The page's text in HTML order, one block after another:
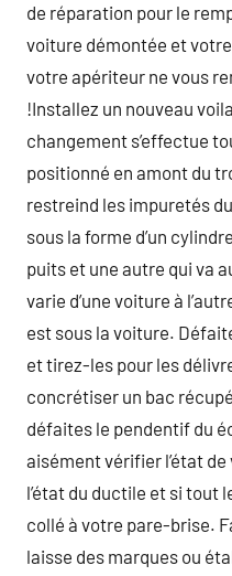
de réparation pour le
voiture démontée et
votre apériteur ne vous
!Installez un nouveau
changement s’effectue
positionné en amont du
restreind les impuretés
sous la forme d’un
puits et une autre qui va
varie d’une voiture à
est sous la voiture.
et tirez-les pour les
concrétiser un bac
défaites le pendentif du
aisément vérifier l’état
l’état du ductile et si tout
collé à votre pare-brise.
laisse des marques ou